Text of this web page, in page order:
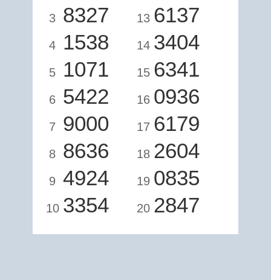
3 8327
4 1538
5 1071
6 5422
7 9000
8 8636
9 4924
10 3354
13 6137
14 3404
15 6341
16 0936
17 6179
18 2604
19 0835
20 2847